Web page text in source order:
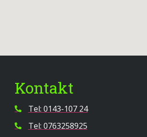
Kontakt
Tel: 0143-107 24
Tel: 0763258925